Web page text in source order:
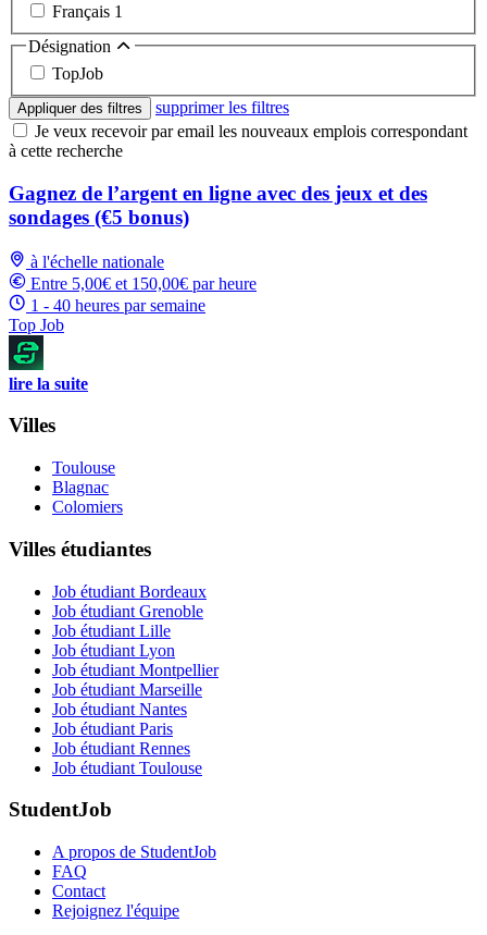
Français 1
Désignation
TopJob
Appliquer des filtres
supprimer les filtres
Je veux recevoir par email les nouveaux emplois correspondant
à cette recherche
Gagnez de l’argent en ligne avec des jeux et des
sondages (€5 bonus)
à l'échelle nationale
Entre 5,00€ et 150,00€ par heure
1 - 40 heures par semaine
Top Job
lire la suite
Villes
Toulouse
Blagnac
Colomiers
Villes étudiantes
Job étudiant Bordeaux
Job étudiant Grenoble
Job étudiant Lille
Job étudiant Lyon
Job étudiant Montpellier
Job étudiant Marseille
Job étudiant Nantes
Job étudiant Paris
Job étudiant Rennes
Job étudiant Toulouse
StudentJob
A propos de StudentJob
FAQ
Contact
Rejoignez l'équipe